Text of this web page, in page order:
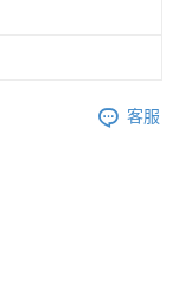
客服